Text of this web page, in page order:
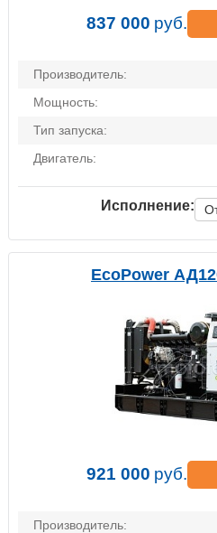
837 000 руб.
Производитель:
Мощность:
Тип запуска:
Двигатель:
Исполнение:
EcoPower
921 000 руб.
Производитель: